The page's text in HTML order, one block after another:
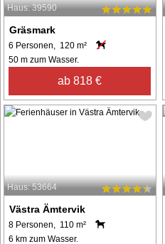
Haus: 39590
Gräsmark
6 Personen, 120 m²
50 m zum Wasser.
ab 818 €
Haus: 53664
Västra Ämtervik
8 Personen, 110 m²
6 km zum Wasser.